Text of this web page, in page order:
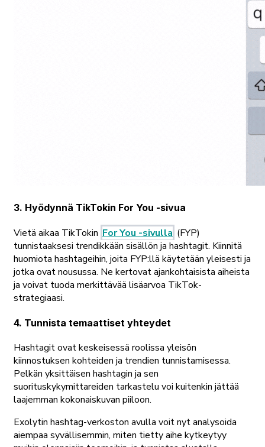
3. Hyödynnä TikTokin For You -sivua
Vietä aikaa TikTokin For You -sivulla (FYP)
tunnistaaksesi trendikkään sisällön ja hashtagit. Kiinnitä
huomiota hashtageihin, joita FYP:llä käytetään yleisesti ja
jotka ovat nousussa. Ne kertovat ajankohtaisista aiheista
ja voivat tuoda merkittävää lisäarvoa TikTok-
strategiaasi.
4. Tunnista temaattiset yhteydet
Hashtagit ovat keskeisessä roolissa yleisön
kiinnostuksen kohteiden ja trendien tunnistamisessa.
Pelkän yksittäisen hashtagin ja sen
suorituskykymittareiden tarkastelu voi kuitenkin jättää
laajemman kokonaiskuvan piiloon.
Exolytin hashtag-verkoston avulla voit nyt analysoida
aiempaa syvällisemmin, miten tietty aihe kytkeytyy